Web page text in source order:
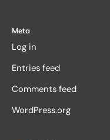
Meta
Log in
Entries feed
Comments feed
WordPress.org